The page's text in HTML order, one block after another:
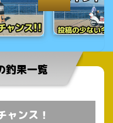
釣果一覧
ャンス！